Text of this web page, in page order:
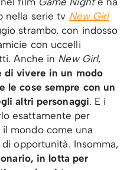
nella serie tv New Girl
strambo, con indosso
con uccelli
Anche in New Girl,
di vivere in un modo
le cose sempre con un
altri personaggi. E i
esattamente per
mondo come una
opportunità. Insomma,
in lotta per